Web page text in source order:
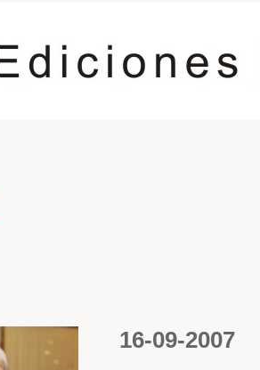
16-09-2007